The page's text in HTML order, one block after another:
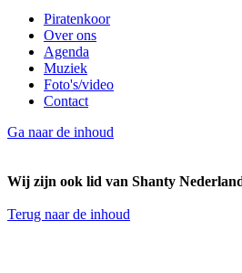
Piratenkoor
Over ons
Agenda
Muziek
Foto's/video
Contact
Ga naar de inhoud
Wij zijn ook lid van Shanty
Terug naar de inhoud